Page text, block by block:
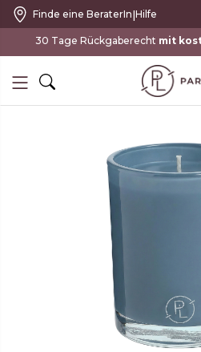
Finde eine BeraterIn|Hilfe